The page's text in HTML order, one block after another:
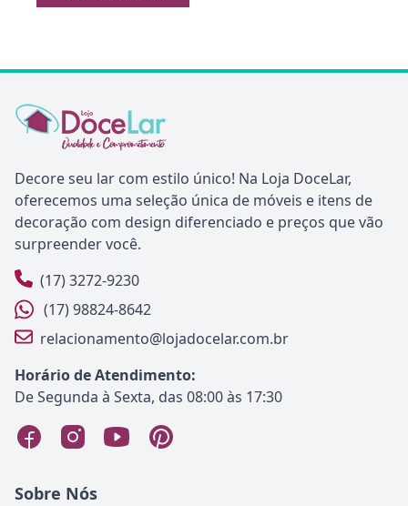
Decore seu lar com estilo único! Na Loja DoceLar,
oferecemos uma seleção única de móveis e itens de
decoração com design diferenciado e preços que vão
surpreender você.
(17) 3272-9230
(17) 98824-8642
relacionamento@lojadocelar.com.br
Horário de Atendimento:
De Segunda à Sexta, das 08:00 às 17:30
Sobre Nós